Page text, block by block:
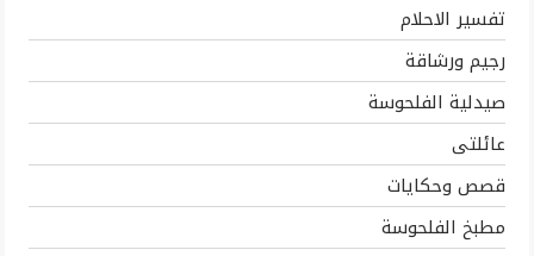
تفسير الاحلام
رجيم ورشاقة
صيدلية الفلحوسة
عائلتى
قصص وحكايات
مطبخ الفلحوسة